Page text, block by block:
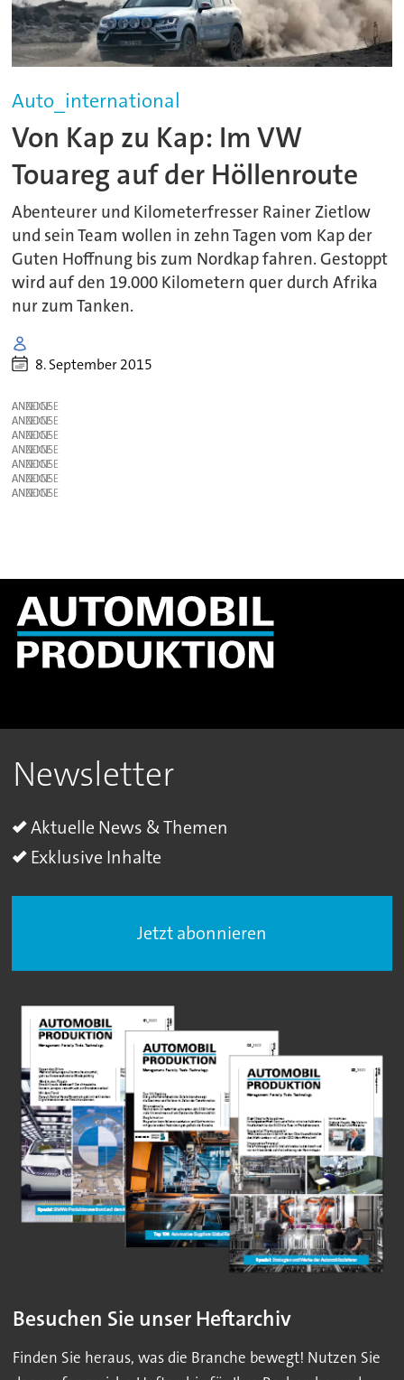
Auto_international
Von Kap zu Kap: Im VW
Touareg auf der Höllenroute
Abenteurer und Kilometerfresser Rainer Zietlow
und sein Team wollen in zehn Tagen vom Kap der
Guten Hoffnung bis zum Nordkap fahren. Gestoppt
wird auf den 19.000 Kilometern quer durch Afrika
nur zum Tanken.
8. September 2015
ANZEIGE
ANZEIGE
ANZEIGE
ANZEIGE
ANZEIGE
ANZEIGE
ANZEIGE
Newsletter
Aktuelle News & Themen
Exklusive Inhalte
Jetzt abonnieren
Besuchen Sie unser Heftarchiv
Finden Sie heraus, was die Branche bewegt! Nutzen Sie